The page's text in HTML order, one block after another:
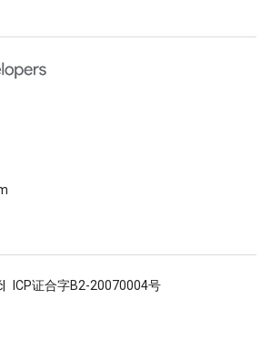
ICP证合字B2-20070004号